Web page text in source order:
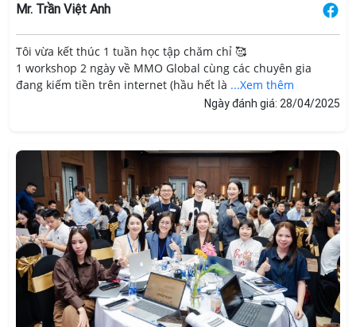
Mr. Trần Việt Anh
Tôi vừa kết thúc 1 tuần học tập chăm chỉ 🥰
1 workshop 2 ngày về MMO Global cùng các chuyên gia
đang kiếm tiền trên internet (hầu hết là ...Xem thêm
Ngày đánh giá: 28/04/2025